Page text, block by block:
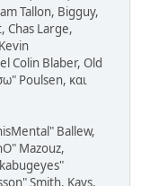
Tallon, Bigguy,
Chas Large,
Colin Blaber, Old
Poulsen, και
Ballew,
Mazouz,
Smith, Kays,